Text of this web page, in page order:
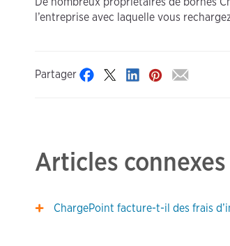
l’entreprise avec laquelle vous
Partager
Articles connexes
ChargePoint facture-t-il des frais